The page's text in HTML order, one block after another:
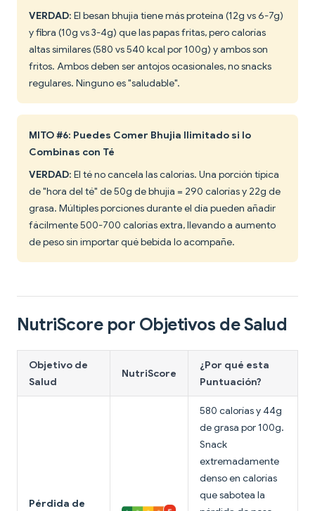
VERDAD: El besan bhujia tiene más proteína (12g vs 6-7g)
y fibra (10g vs 3-4g) que las papas fritas, pero calorías
altas similares (580 vs 540 kcal por 100g) y ambos son
fritos. Ambos deben ser antojos ocasionales, no snacks
regulares. Ninguno es "saludable".
MITO #6: Puedes Comer Bhujia Ilimitado si lo
Combinas con Té
VERDAD: El té no cancela las calorías. Una porción típica
de "hora del té" de 50g de bhujia = 290 calorías y 22g de
grasa. Múltiples porciones durante el día pueden añadir
fácilmente 500-700 calorías extra, llevando a aumento
de peso sin importar qué bebida lo acompañe.
NutriScore por Objetivos de Salud
Objetivo de
Salud
NutriScore
¿Por qué esta
Puntuación?
Pérdida de
580 calorías y 44g
de grasa por 100g.
Snack
extremadamente
denso en calorías
que sabotea la